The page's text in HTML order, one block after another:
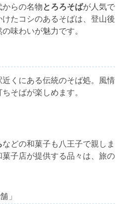
らの名物とろろそばが人気で
たコシのあるそばは、登山後
味わいが魅力です。
くにある伝統のそば処。風情
そばが楽しめます。
などの和菓子も八王子で親しま
子店が提供する品々は、旅の
」